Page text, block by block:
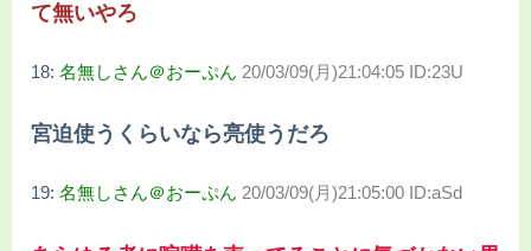
て無いやろ
18: 名無しさん＠おーぷん 20/03/09(月)21:04:05 ID:23U
宮迫使うくらいなら亮使うだろ
19: 名無しさん＠おーぷん 20/03/09(月)21:05:00 ID:aSd